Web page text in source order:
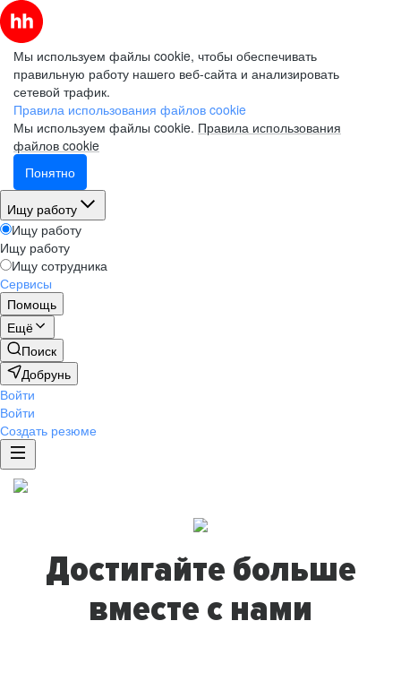
Мы используем файлы cookie, чтобы обеспечивать
правильную работу нашего веб-сайта и анализировать
сетевой трафик.
Правила использования файлов cookie
Мы используем файлы cookie. Правила использования
файлов cookie
Понятно
Ищу работу
Ищу работу
Ищу работу
Ищу сотрудника
Сервисы
Помощь
Ещё
Поиск
Добрунь
Войти
Войти
Создать резюме
Достигайте больше
вместе с нами